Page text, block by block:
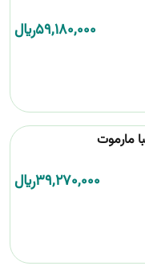
59,180,000﷼
مارموت
39,270,000﷼